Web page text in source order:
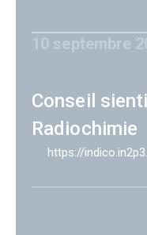
10 septembre
Conseil
Radiochimie
https://